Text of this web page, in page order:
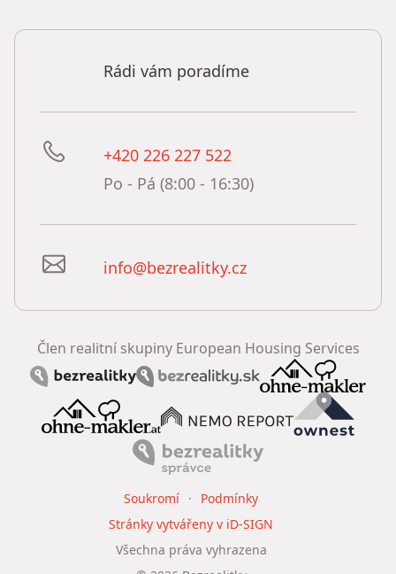
Rádi vám poradíme
+420 226 227 522
Po - Pá (8:00 - 16:30)
info@bezrealitky.cz
Člen realitní skupiny European Housing Services
Všechna práva vyhrazena
Soukromí
Podmínky
Stránky vytvářeny v iD-SIGN